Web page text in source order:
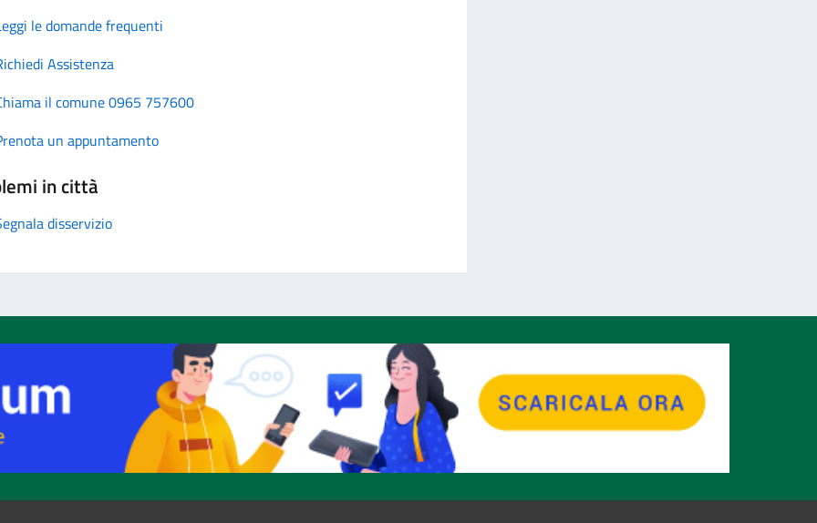
le domande frequenti
Assistenza
il comune 0965 757600
un appuntamento
in città
disservizio